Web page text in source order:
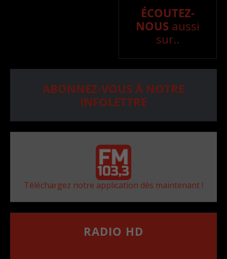
ÉCOUTEZ-
NOUS aussi
sur..
ABONNEZ-VOUS À NOTRE
INFOLETTRE
Téléchargez notre application dès maintenant !
RADIO HD